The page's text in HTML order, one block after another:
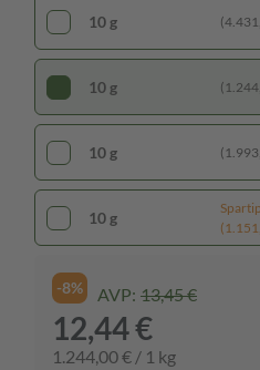
10 g
10 g
10 g
10 g
-8% AVP: 13,45 €
12,44 €
1.244,00 € / 1 kg